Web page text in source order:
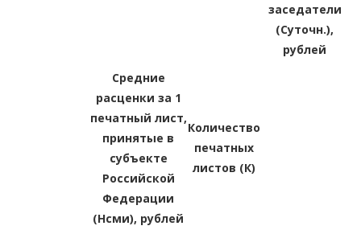
заседатели
(Суточн.),
рублей
Средние
расценки за 1
печатный лист,
принятые в
субъекте
Российской
Федерации
(Нсми), рублей
Количество
печатных
листов (К)